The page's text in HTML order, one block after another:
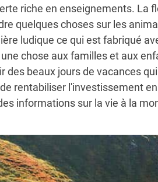
riche en enseignements. La
quelques choses sur les
ludique ce qui est fabriqué
chose aux familles et aux
des beaux jours de vacances
rentabiliser l'investissement
informations sur la vie à la